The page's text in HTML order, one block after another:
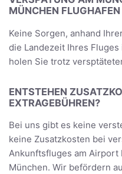
MÜNCHEN
Keine Sorgen, anhand
die Landezeit Ihres
holen Sie trotz
ENTSTEHEN
EXTRAGEBÜHREN?
Bei uns gibt es keine
keine Zusatzkosten bei
Ankunftsfluges am Airport
München. Wir befördern